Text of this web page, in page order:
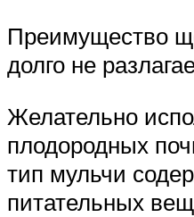
Преимущество
долго не
Желательно
плодородных
тип мульчи
питательных